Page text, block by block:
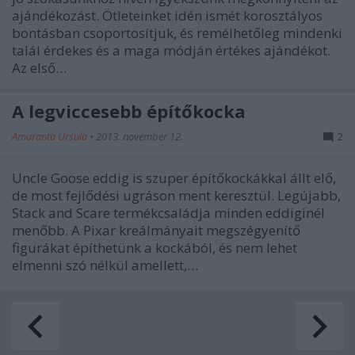
ajándékozást. Ötleteinket idén ismét korosztályos
bontásban csoportosítjuk, és remélhetőleg mindenki
talál érdekes és a maga módján értékes ajándékot.
Az első…
A legviccesebb építőkocka
Amaranta Ursula • 2013. november 12. 2
Uncle Goose eddig is szuper építőkockákkal állt elő,
de most fejlődési ugráson ment keresztül. Legújabb,
Stack and Scare termékcsaládja minden eddiginél
menőbb. A Pixar kreálmányait megszégyenítő
figurákat építhetünk a kockából, és nem lehet
elmenni szó nélkül amellett,…